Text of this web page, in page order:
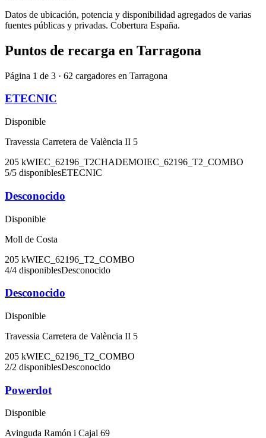
Datos de ubicación, potencia y disponibilidad agregados de varias
fuentes públicas y privadas. Cobertura España.
Puntos de recarga en Tarragona
Página 1 de 3 · 62 cargadores en Tarragona
ETECNIC
Disponible
Travessia Carretera de València II 5
205 kWIEC_62196_T2CHADEMOIEC_62196_T2_COMBO
5/5 disponiblesETECNIC
Desconocido
Disponible
Moll de Costa
205 kWIEC_62196_T2_COMBO
4/4 disponiblesDesconocido
Desconocido
Disponible
Travessia Carretera de València II 5
205 kWIEC_62196_T2_COMBO
2/2 disponiblesDesconocido
Powerdot
Disponible
Avinguda Ramón i Cajal 69